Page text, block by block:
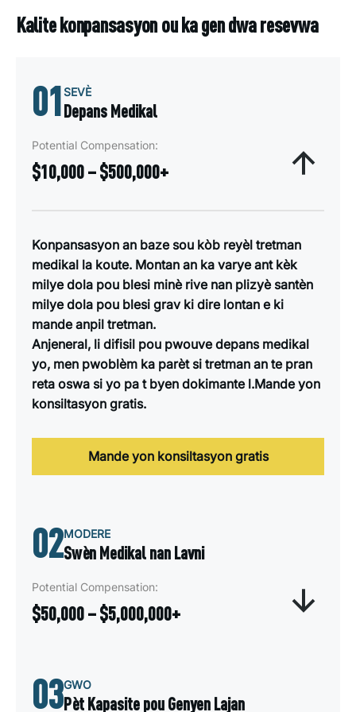
Kalite konpansasyon ou ka gen dwa resevwa
01 SEVÈ
Depans Medikal
Potential Compensation:
$10,000 – $500,000+
Konpansasyon an baze sou kòb reyèl tretman
medikal la koute. Montan an ka varye ant kèk
milye dola pou blesi minè rive nan plizyè santèn
milye dola pou blesi grav ki dire lontan e ki
mande anpil tretman.
Anjeneral, li difisil pou pwouve depans medikal
yo, men pwoblèm ka parèt si tretman an te pran
reta oswa si yo pa t byen dokimante l.Mande yon
konsiltasyon gratis.
Mande yon konsiltasyon gratis
02MODERE
Swèn Medikal nan Lavni
Potential Compensation:
$50,000 – $5,000,000+
kouvri depans yo prevwa pou tretman medikal k
ap kontinye oswa ki long tèm ki nesesè apre yon
03GWO
Pèt Kapasite pou Genyen Lajan